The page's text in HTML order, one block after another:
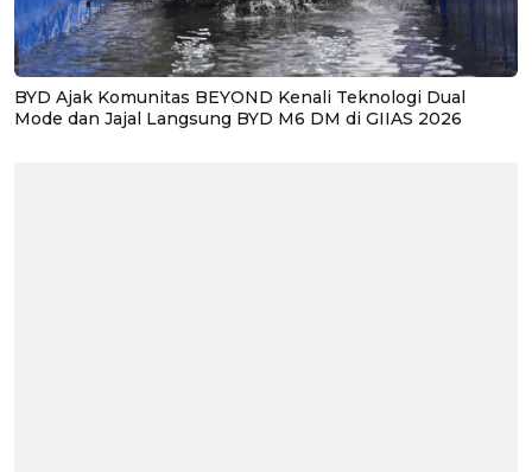
BYD Ajak Komunitas BEYOND Kenali Teknologi Dual
Mode dan Jajal Langsung BYD M6 DM di GIIAS 2026